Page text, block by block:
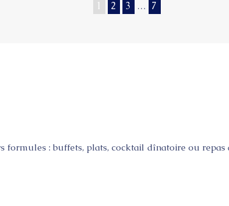
1 2 3 … 7
: buffets, plats, cocktail dînatoire ou